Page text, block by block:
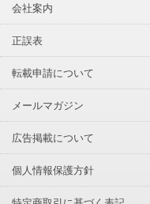
会社案内
正誤表
転載申請について
メールマガジン
広告掲載について
個人情報保護方針